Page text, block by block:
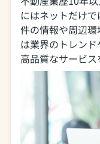
にはネットだけ
件の情報や周辺
は業界のトレン
高品質なサービス